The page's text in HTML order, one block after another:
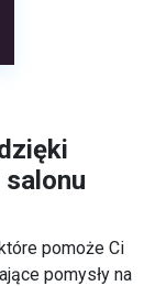
salonu
pomoże Ci
pomysły na